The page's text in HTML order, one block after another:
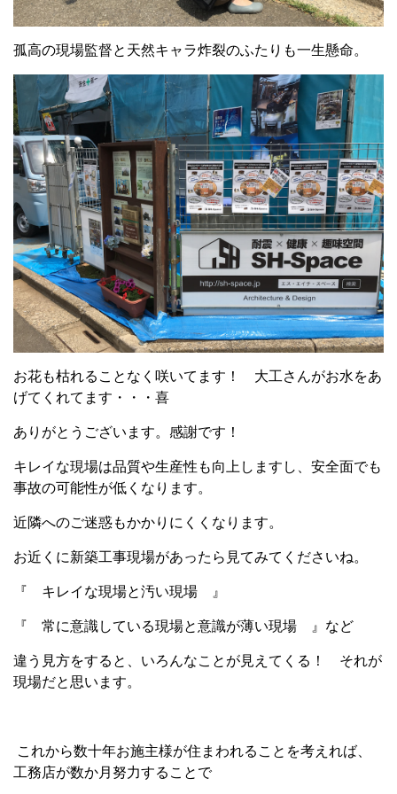
孤高の現場監督と天然キャラ炸裂のふたりも一生懸命。
お花も枯れることなく咲いてます！ 大工さんがお水をあ
げてくれてます・・・喜
ありがとうございます。感謝です！
キレイな現場は品質や生産性も向上しますし、安全面でも
事故の可能性が低くなります。
近隣へのご迷惑もかかりにくくなります。
お近くに新築工事現場があったら見てみてくださいね。
『 キレイな現場と汚い現場 』
『 常に意識している現場と意識が薄い現場 』など
違う見方をすると、いろんなことが見えてくる！ それが
現場だと思います。
これから数十年お施主様が住まわれることを考えれば、
工務店が数か月努力することで